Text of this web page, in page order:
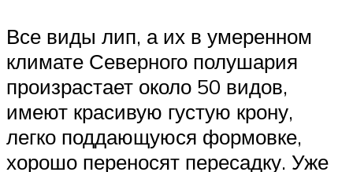
Все виды лип, а их в умеренном
климате Северного полушария
произрастает около 50 видов,
имеют красивую густую крону,
легко поддающуюся формовке,
хорошо переносят пересадку. Уже